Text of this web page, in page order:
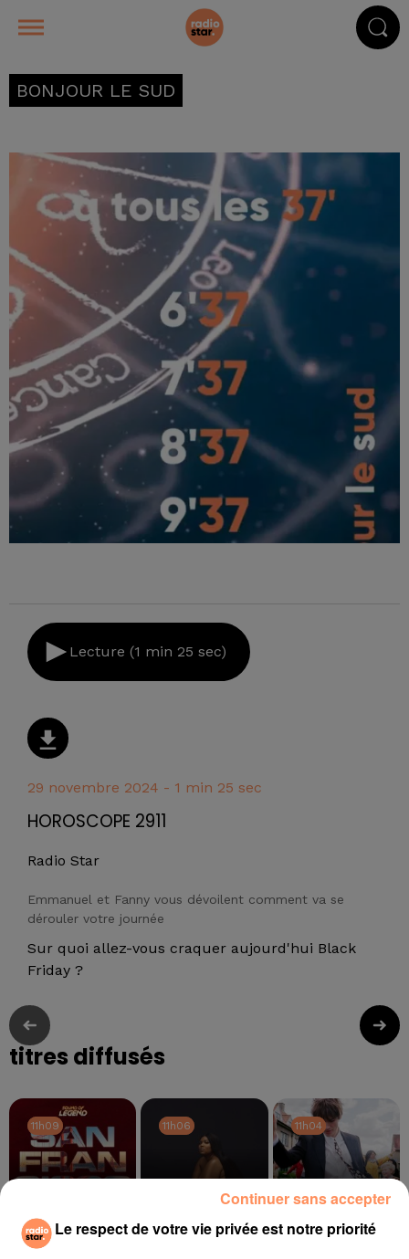
BONJOUR LE SUD
Lecture (1 min 25 sec)
29 novembre 2024 - 1 min 25 sec
HOROSCOPE 2911
Radio Star
Emmanuel et Fanny vous dévoilent comment va se
dérouler votre journée
Sur quoi allez-vous craquer aujourd'hui Black
Friday ?
titres diffusés
11h09
11h09
SOUND OF LEGEND
11h06
11h06 11h04
11h04
Le respect de votre vie privée est notre priorité
Continuer sans accepter